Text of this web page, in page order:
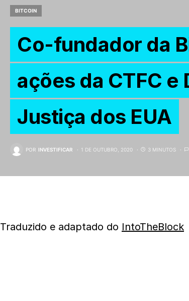
BITCOIN
Co-fundador da
ações da CTFC
Justiça dos EUA
POR INVESTIFICAR 1 DE OUTUBRO, 2020 3 MINUTOS
Traduzido e adaptado do IntoTheBlock